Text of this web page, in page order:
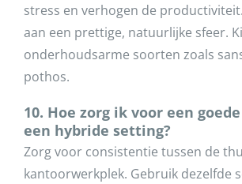
stress en verhogen de
aan een prettige, natuurlijke sfeer.
onderhoudsarme soorten zoals
pothos.
10. Hoe zorg ik voor een
een hybride setting?
Zorg voor consistentie tussen de
kantoorwerkplek. Gebruik dezelfde